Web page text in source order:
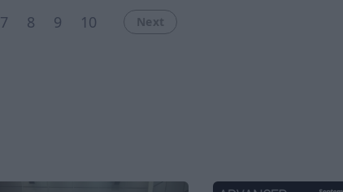
7 8 9 10 Next